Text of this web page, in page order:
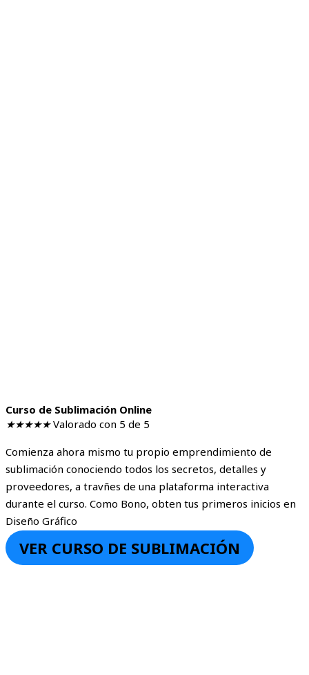
Curso de Sublimación Online
★★★★★ Valorado con 5 de 5
Comienza ahora mismo tu propio emprendimiento de
sublimación conociendo todos los secretos, detalles y
proveedores, a travñes de una plataforma interactiva
durante el curso. Como Bono, obten tus primeros inicios en
Diseño Gráfico
VER CURSO DE SUBLIMACIÓN